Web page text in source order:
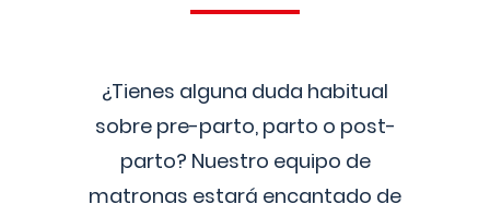
¿Tienes alguna duda habitual
sobre pre-parto, parto o post-
parto? Nuestro equipo de
matronas estará encantado de